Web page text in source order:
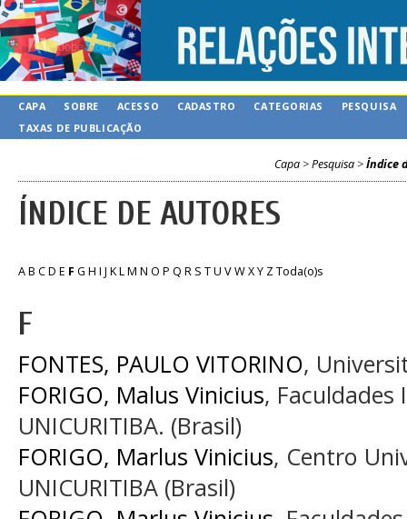
CAPA SOBRE ACESSO CADASTRO CATEGORIAS
PESQUISA
TAXAS DE PUBLICAÇÃO
Capa>Pesquisa>Índice
ÍNDICE DE AUTORES
AB CD E F G H I J KLM N O P Q R S TU VWXY ZToda(o)s
F
FONTES, PAULO VITORINO,
FORIGO, Malus Vinicius,
UNICURITIBA. (Brasil)
FORIGO, Marlus Vinicius, Centro
UNICURITIBA (Brasil)